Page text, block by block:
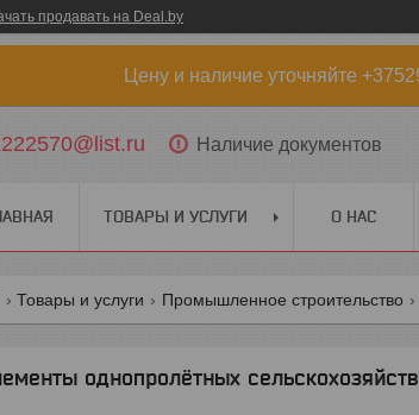
продавать на Deal.by
Цену и наличие уточняйте
Наличие документов
ТОВАРЫ И УСЛУГИ О НАС
Товары и услуги Промышленное строительство
однопролётных